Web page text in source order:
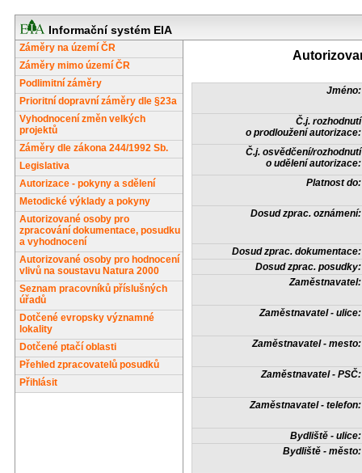
Informační systém EIA
Záměry na území ČR
Záměry mimo území ČR
Podlimitní záměry
Prioritní dopravní záměry dle §23a
Vyhodnocení změn velkých
projektů
Záměry dle zákona 244/1992 Sb.
Legislativa
Autorizace - pokyny a sdělení
Metodické výklady a pokyny
Autorizované osoby pro
zpracování dokumentace, posudku
a vyhodnocení
Autorizované osoby pro hodnocení
vlivů na soustavu Natura 2000
Seznam pracovníků příslušných
úřadů
Dotčené evropsky významné
lokality
Dotčené ptačí oblasti
Přehled zpracovatelů posudků
Přihlásit
Jméno:
Č.j. rozhodnutí
o prodloužení autorizace:
Č.j. osvědčení/rozhodnutí
o udělení autorizace:
Platnost do:
Dosud zprac. oznámení:
Dosud zprac. dokumentace:
Dosud zprac. posudky:
Zaměstnavatel:
Zaměstnavatel - ulice:
Zaměstnavatel - mesto:
Zaměstnavatel - PSČ:
Zaměstnavatel - telefon:
Bydliště - ulice:
Bydliště - město: